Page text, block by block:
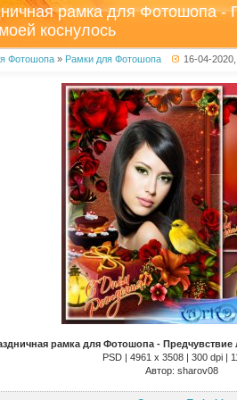
рамка для Фотошопа -
коснулось
Фотошопа » Рамки для Фотошопа 16-04-
рамка для Фотошопа -
PSD | 4961 х 3508 | 300 dpi |
Автор: sharov08